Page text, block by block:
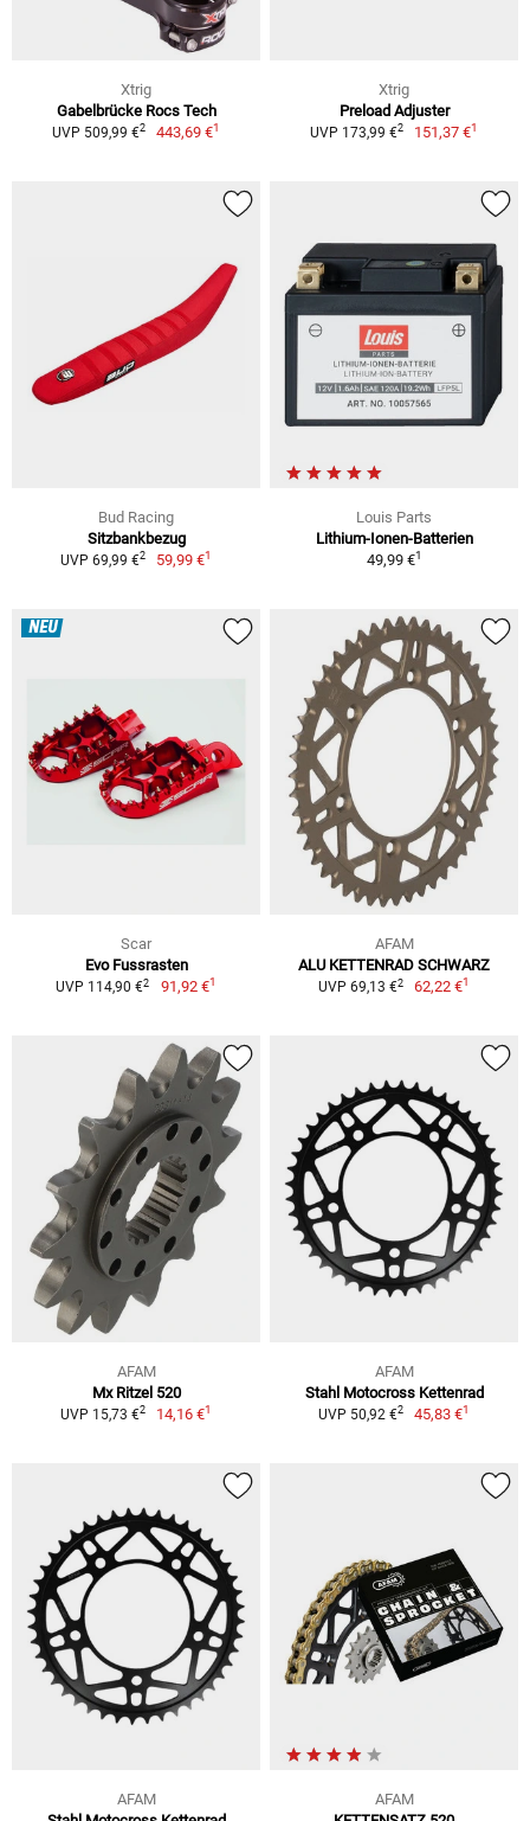
Xtrig
Gabelbrücke Rocs Tech
UVP 509,99 €2 443,69 €1
Xtrig
Preload Adjuster
UVP 173,99 €2 151,37 €1
Bud Racing
Sitzbankbezug
UVP 69,99 €2 59,99 €1
Louis Parts
Lithium-Ionen-Batterien
49,99 €1
NEU
Scar
Evo Fussrasten
UVP 114,90 €2 91,92 €1
AFAM
ALU KETTENRAD SCHWARZ
UVP 69,13 €2 62,22 €1
AFAM
Mx Ritzel 520
UVP 15,73 €2 14,16 €1
AFAM
Stahl Motocross Kettenrad
UVP 50,92 €2 45,83 €1
AFAM
AFAM